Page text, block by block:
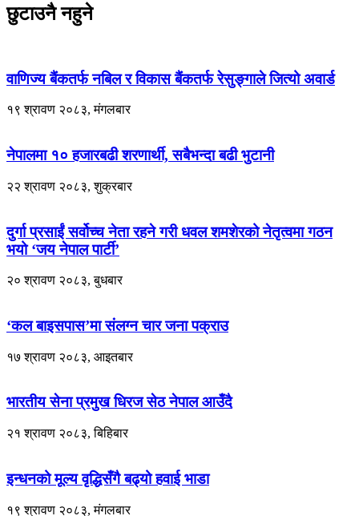
छुटाउनै नहुने
वाणिज्य बैंकतर्फ नबिल र विकास बैंकतर्फ रेसुङ्गाले जित्यो अवार्ड
१९ श्रावण २०८३, मंगलबार
नेपालमा १० हजारबढी शरणार्थी, सबैभन्दा बढी भुटानी
२२ श्रावण २०८३, शुक्रबार
दुर्गा प्रसाईं सर्वोच्च नेता रहने गरी धवल शमशेरको नेतृत्वमा गठन
भयो ‘जय नेपाल पार्टी’
२० श्रावण २०८३, बुधबार
‘कल बाइसपास’मा संलग्न चार जना पक्राउ
१७ श्रावण २०८३, आइतबार
भारतीय सेना प्रमुख धिरज सेठ नेपाल आउँदै
२१ श्रावण २०८३, बिहिबार
इन्धनको मूल्य वृद्धिसँगै बढ्यो हवाई भाडा
१९ श्रावण २०८३, मंगलबार